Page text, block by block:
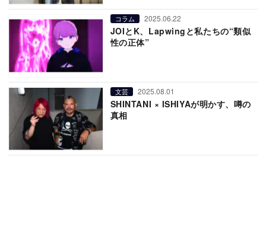
コラム 2025.06.22
JOIとK、Lapwingと私たちの“類似
性の正体”
文芸 2025.08.01
SHINTANI × ISHIYAが明かす、噂の
真相